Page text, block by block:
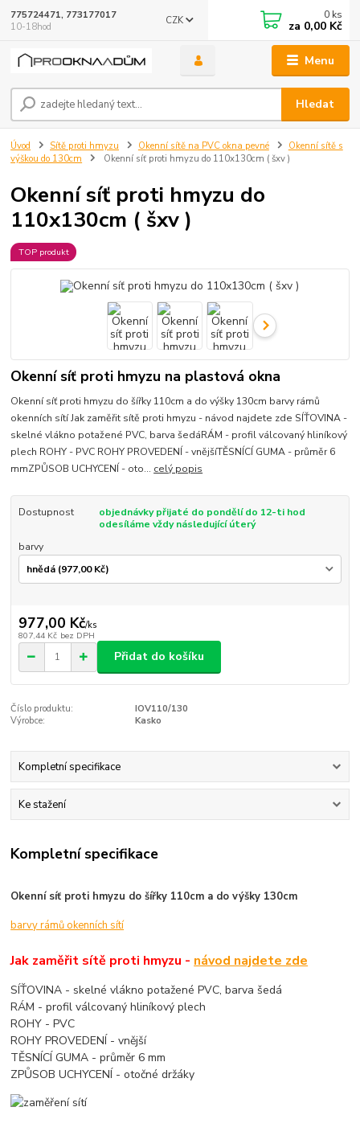
Menu
CZK
Hledat
775724471, 773177017
10-18hod
0 ks
za 0,00 Kč
Úvod Sítě proti hmyzu Okenní sítě na PVC okna pevné
Okenní sítě s
výškou do 130cm
Okenní síť proti hmyzu do 110x130cm ( šxv )
Okenní síť proti hmyzu do
110x130cm ( šxv )
TOP produkt
Okenní síť proti hmyzu na plastová okna
Okenní síť proti hmyzu do šířky 110cm a do výšky 130cm barvy rámů
okenních sítí Jak zaměřit sítě proti hmyzu - návod najdete zde SÍŤOVINA -
skelné vlákno potažené PVC, barva šedáRÁM - profil válcovaný hliníkový
plech ROHY - PVC ROHY PROVEDENÍ - vnějšíTĚSNÍCÍ GUMA - průměr 6
mmZPŮSOB UCHYCENÍ - oto... celý popis
Dostupnost
objednávky přijaté do pondělí do 12-ti hod
odesíláme vždy následující úterý
barvy
977,00 Kč/ks
807,44 Kč bez DPH
Přidat do košíku
Číslo produktu:
IOV110/130
Výrobce:
Kasko
Kompletní specifikace
Ke stažení
Kompletní specifikace
Okenní síť proti hmyzu do šířky 110cm a do výšky 130cm
barvy rámů okenních sítí
Jak zaměřit sítě proti hmyzu - návod najdete zde
SÍŤOVINA - skelné vlákno potažené PVC, barva šedá
RÁM - profil válcovaný hliníkový plech
ROHY - PVC
ROHY PROVEDENÍ - vnější
TĚSNÍCÍ GUMA - průměr 6 mm
ZPŮSOB UCHYCENÍ - otočné držáky